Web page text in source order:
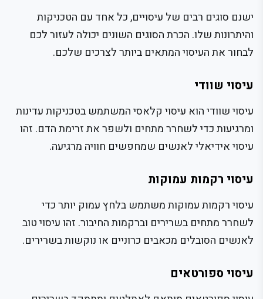
ישנם סוגים רבים של עיסויים, כל אחד עם הטכניקות
והיתרונות שלו. הכרת הסוגים השונים יכולה לעזור לכם
לבחור את העיסוי המתאים ביותר לצרכים שלכם.
עיסוי שוודי
עיסוי שוודי הוא עיסוי קלאסי המשתמש בטכניקות עדינות
ומרגיעות כדי לשחרר מתחים ולשפר את זרימת הדם. זהו
עיסוי אידיאלי לאנשים שמחפשים חוויה מרגיעה.
עיסוי רקמות עמוקות
עיסוי רקמות עמוקות משתמש בלחץ עמוק יותר כדי
לשחרר מתחים בשרירים וברקמות החיבור. זהו עיסוי טוב
לאנשים הסובלים מכאבים כרוניים או נוקשות בשרירים.
עיסוי ספורטאים